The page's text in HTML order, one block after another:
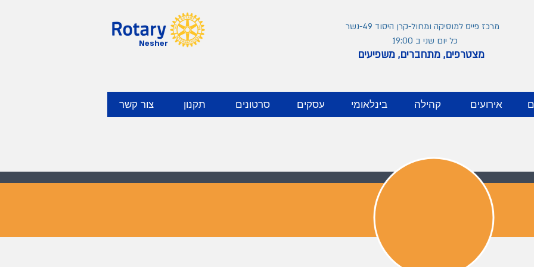
Nesher
מרכז פייס למוסיקה ומחול-קרן היסוד 49-נשר
כל יום שני ב 19:00
מצטרפים, מתחברים, משפיעים
אירועים קהילה בינלאומי עסקים סרטונים תקנון צור קשר